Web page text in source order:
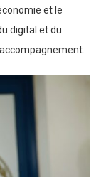
et le
digital et du